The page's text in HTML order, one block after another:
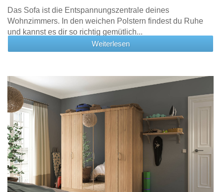
Das Sofa ist die Entspannungszentrale deines
Wohnzimmers. In den weichen Polstern findest du Ruhe
und kannst es dir so richtig gemütlich...
Weiterlesen